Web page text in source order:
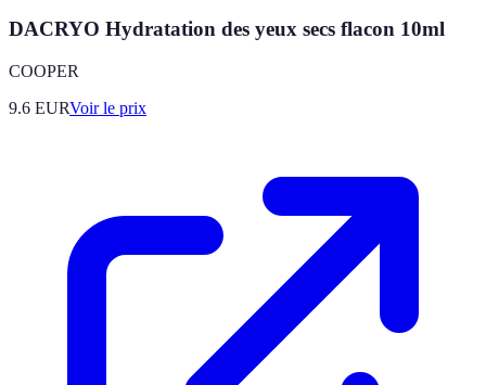
DACRYO Hydratation des yeux secs flacon 10ml
COOPER
9.6 EURVoir le prix